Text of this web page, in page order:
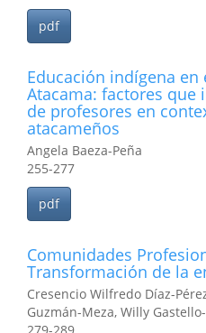
pdf
Educación indígena en
Atacama: factores
de profesores en
atacameños
Angela Baeza-Peña
255-277
pdf
Comunidades
Transformación de la
Cresencio Wilfredo Díaz-
Guzmán-Meza, Willy